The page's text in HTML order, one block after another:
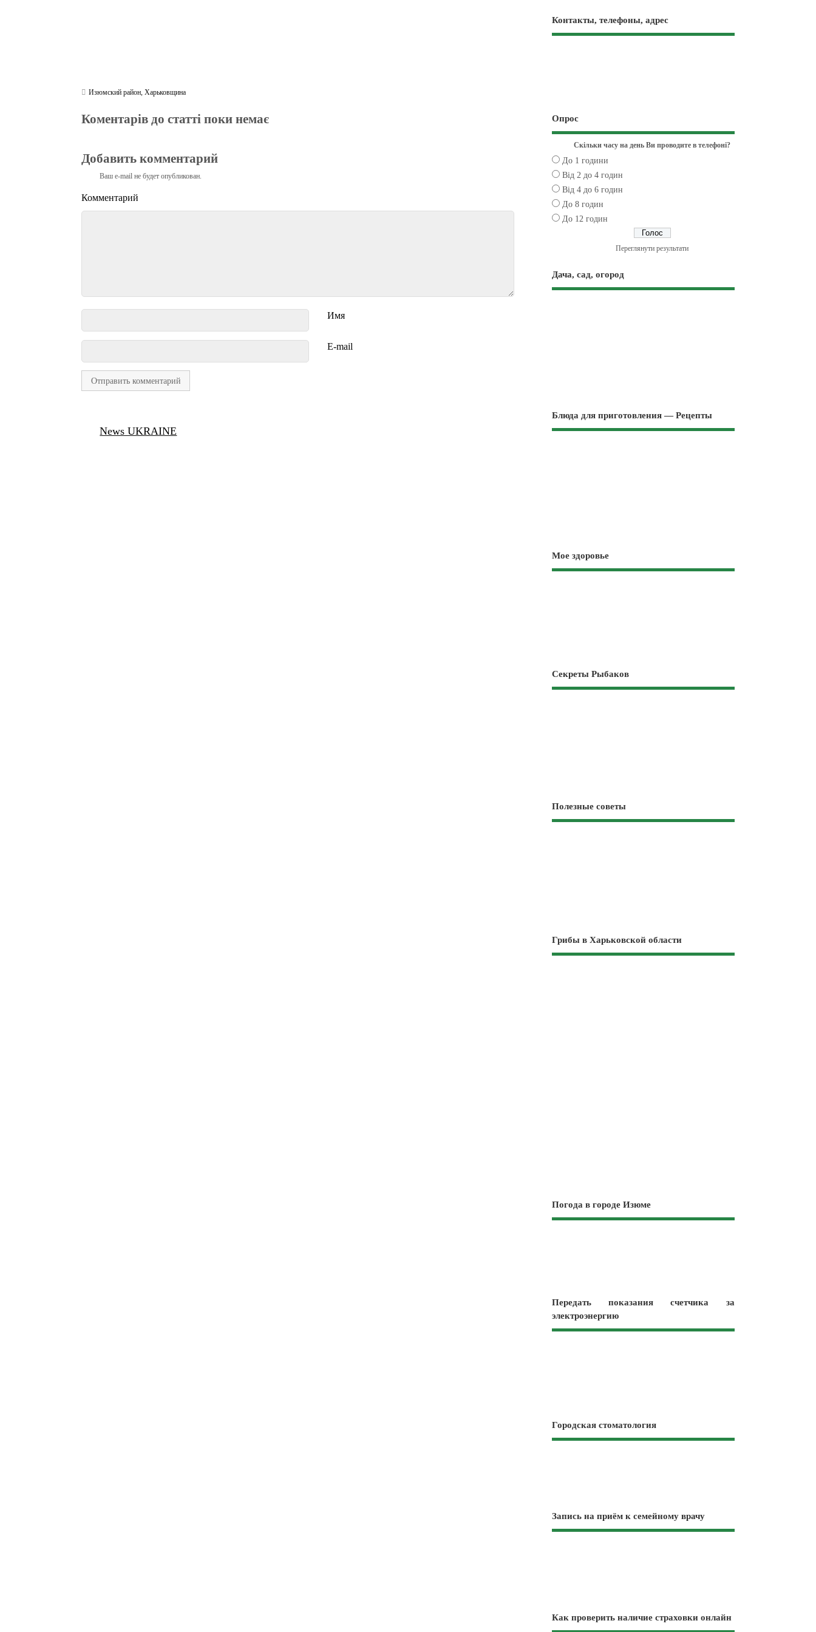
Изюмский район ,Харьковщина
Коментарів до статті поки немає
Добавить комментарий
Ваш e-mail не будет опубликован.
Комментарий
Имя
E-mail
News UKRAINE
Контакты, телефоны, адрес
Опрос
Скільки часу на день Ви проводите в телефоні?
До 1 години
Від 2 до 4 годин
Від 4 до 6 годин
До 8 годин
До 12 годин
Переглянути результати
Дача, сад, огород
Блюда для приготовления — Рецепты
Мое здоровье
Секреты Рыбаков
Полезные советы
Грибы в Харьковской области
Погода в городе Изюме
Передать показания счетчика за
электроэнергию
Городская стоматология
Запись на приём к семейному врачу
Как проверить наличие страховки онлайн